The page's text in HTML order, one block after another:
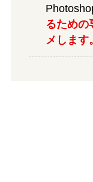
るための
メします